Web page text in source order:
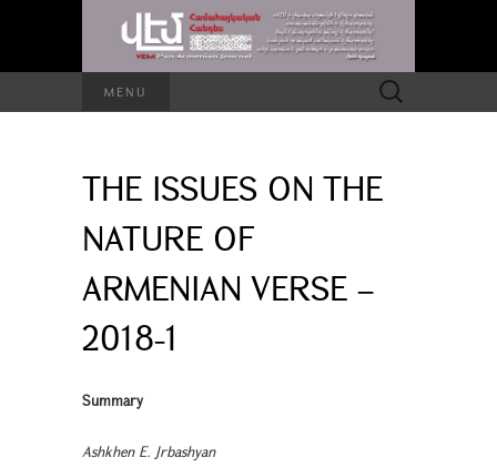
MENU
Search
for:
THE ISSUES ON THE
NATURE OF
ARMENIAN VERSE –
2018-1
Summary
Ashkhen E. Jrbashyan